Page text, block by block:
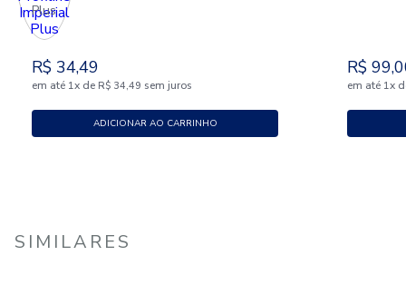
Plus
R$ 34,49
em até 1x de R$ 34,49 sem juros
ADICIONAR AO CARRINHO
R$ 99,
em até 1x
SIMILARES